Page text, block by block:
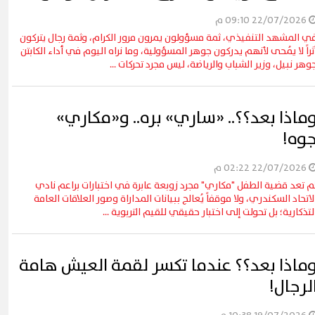
المشهد التنفيذي، ثمة مسؤولون يمرون مرور الكرام، وثمة رجال يتركون
لا يُمحى لأنهم يدركون جوهر المسؤولية، وما نراه اليوم في أداء الكابتن
نبيل، وزير الشباب والرياضة، ليس مجرد تحركات ...
وماذا بعد؟؟.. «ساري» بره.. و«مكاري»
جوه!
تعد قضية الطفل "مكاري" مجرد زوبعة عابرة في اختبارات براعم نادي
السكندري، ولا موقفاً يُعالج ببيانات المداراة وصور العلاقات العامة
بل تحولت إلى اختبار حقيقي للقيم التربوية ...
وماذا بعد؟؟ عندما تكسر لقمة العيش هامة
القاهرة يشهد أول مشاركة
التعليم في فعاليات شارع الفن
آلاف الزائرين يتدفقون على
وبورفؤاد في عطلة أسبوعية